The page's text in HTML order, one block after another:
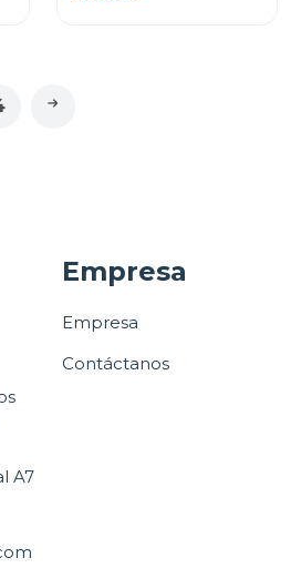
A7
Empresa
Empresa
Contáctanos